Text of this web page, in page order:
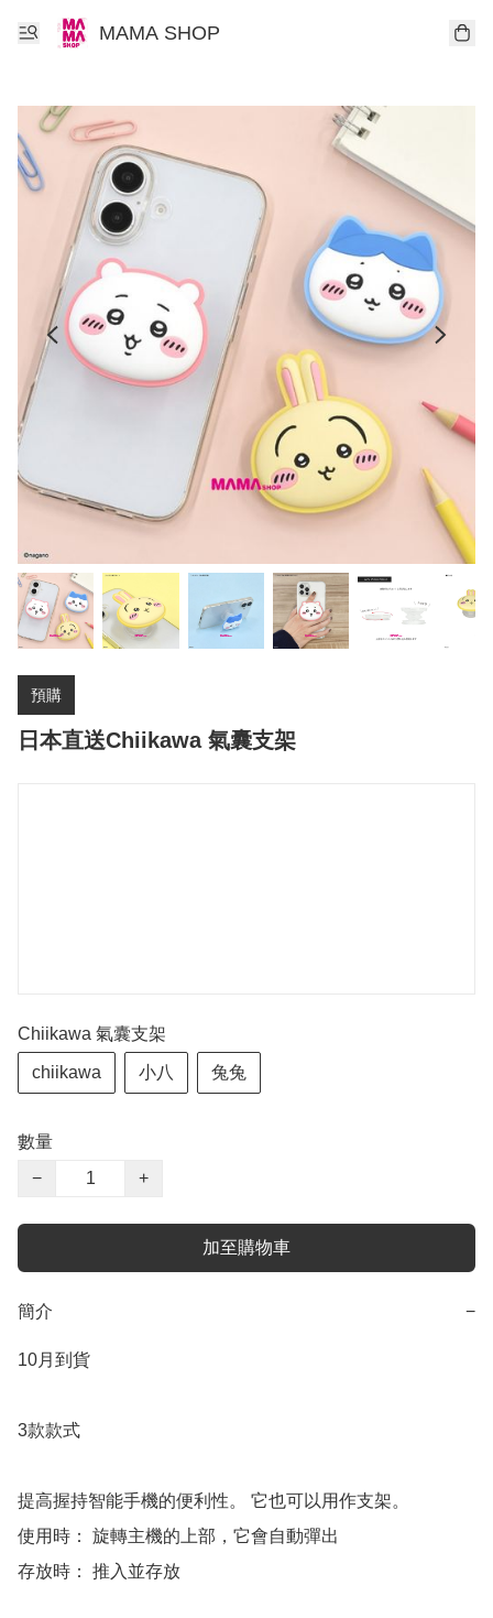
MAMA SHOP
預購
日本直送Chiikawa 氣囊支架
Chiikawa 氣囊支架
chiikawa 小八 兔兔
數量
−
+
加至購物車
簡介 −
10月到貨
3款款式
提高握持智能手機的便利性。 它也可以用作支架。
使用時： 旋轉主機的上部，它會自動彈出
存放時： 推入並存放